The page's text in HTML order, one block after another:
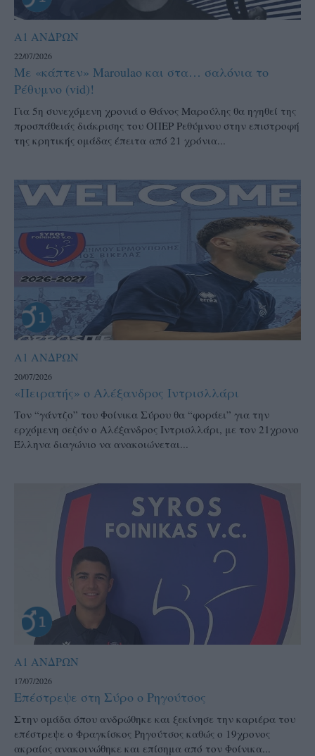
Α1 ΑΝΔΡΩΝ
22/07/2026
Με «κάπτεν» Maroulao και στα… σαλόνια το
Ρέθυμνο (vid)!
Για 5η συνεχόμενη χρονιά ο Θάνος Μαρούλης θα ηγηθεί της
προσπάθειάς διάκρισης του ΟΠΕΡ Ρεθύμνου στην επιστροφή
της κρητικής ομάδας έπειτα από 21 χρόνια...
Α1 ΑΝΔΡΩΝ
20/07/2026
«Πειρατής» ο Αλέξανδρος Ιντρισλλάρι
Τον “γάντζο” του Φοίνικα Σύρου θα “φοράει” για την
ερχόμενη σεζόν ο Αλέξανδρος Ιντρισλλάρι, με τον 21χρονο
Έλληνα διαγώνιο να ανακοιώνεται...
Α1 ΑΝΔΡΩΝ
17/07/2026
Επέστρεψε στη Σύρο ο Ρηγούτσος
Στην ομάδα όπου ανδρώθηκε και ξεκίνησε την καριέρα του
επέστρεψε ο Φραγκίσκος Ρηγούτσος καθώς ο 19χρονος
ακραίος ανακοινώθηκε και επίσημα από τον Φοίνικα...